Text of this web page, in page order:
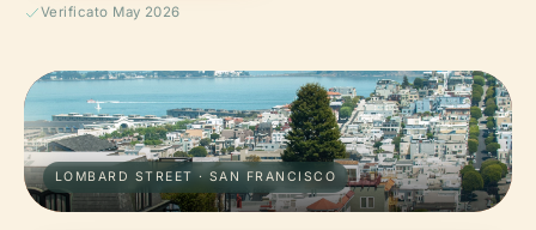
Verificato May 2026
LOMBARD STREET · SAN FRANCISCO